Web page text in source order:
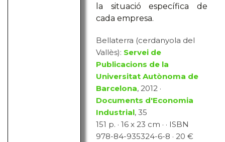
la situació específica de
cada empresa.
Bellaterra (cerdanyola del
Vallès): Servei de
Publicacions de la
Universitat Autònoma de
Barcelona, 2012 ·
Documents d'Economia
Industrial, 35
151 p. · 16 x 23 cm · · ISBN
978-84-935324-6-8 · 20 €